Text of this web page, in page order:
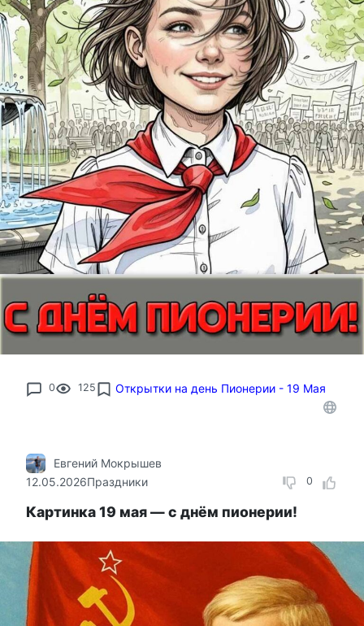
0 125 Открытки на день Пионерии - 19 Мая
0
Евгений Мокрышев
12.05.2026Праздники
Картинка 19 мая — с днём пионерии!